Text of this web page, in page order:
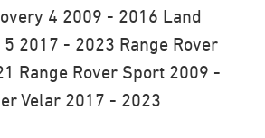
4 2009 - 2016 Land
5 2017 - 2023 Range Rover
Range Rover Sport 2009 -
Velar 2017 - 2023